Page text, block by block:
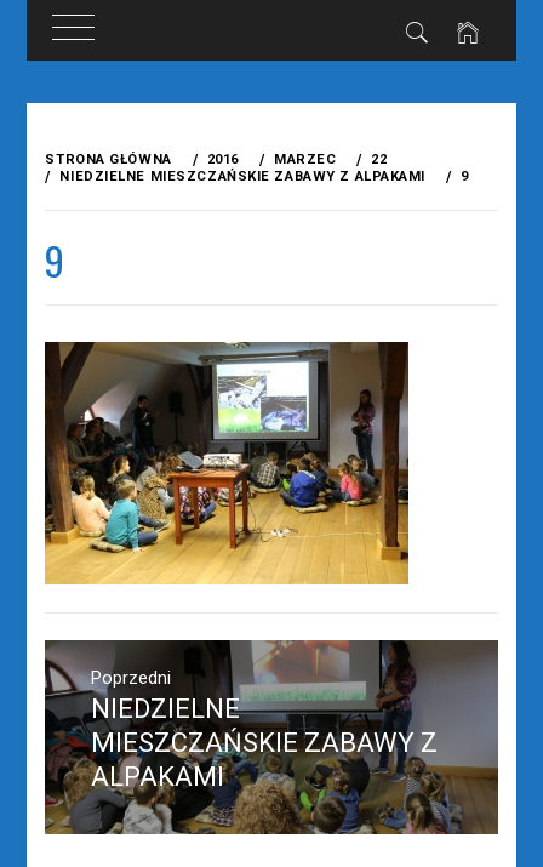
treści
STRONA GŁÓWNA 2016 MARZEC
22
NIEDZIELNE MIESZCZAŃSKIE ZABAWY Z ALPAKAMI
9
9
Nawigacja
wpisuPoprzedni
Poprzedni
wpis:
NIEDZIELNE
MIESZCZAŃSKIE ZABAWY Z
ALPAKAMI